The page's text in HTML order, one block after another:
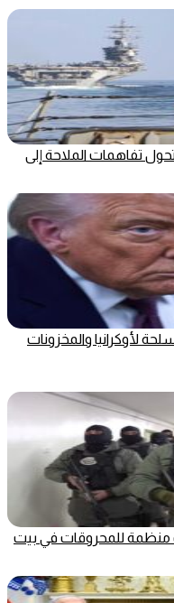
تفاهمات الملاحة إلى
لأوكرانيا والمخزونات
منظمة للمحروقات في بيت